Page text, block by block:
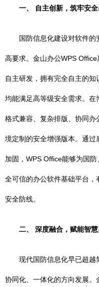
一、 自主创新，筑牢安
国防信息化建设对软件
高要求。金山办公WPS
自主研发，拥有完全自主的
均能满足高等级安全需求。
格式兼容、复杂排版、协同
境定制的安全增强版本。通
加固，WPS Office能够为国
全可信的办公软件基础平台，
安全防线。
二、 深度融合，赋能智
现代国防信息化早已超越
协同化、一体化的方向发展